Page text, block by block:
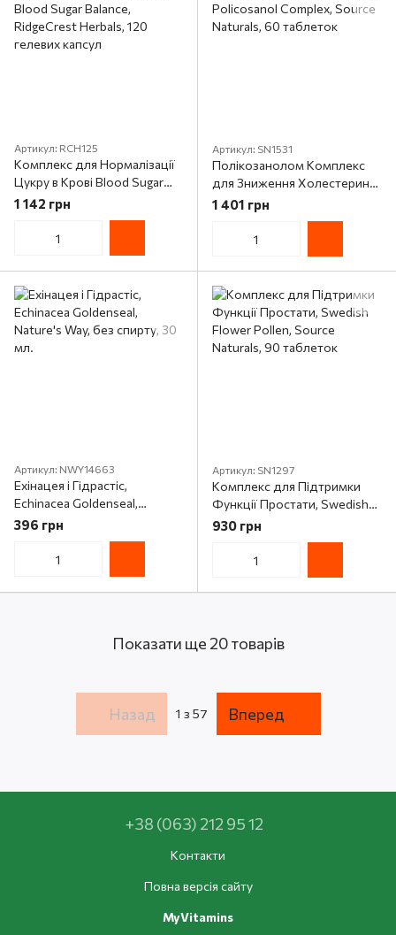
Артикул: RCH125
Комплекс для Нормалізації
Цукру в Крові Blood Sugar
Balance, RidgeCrest Herbals,
120 гелевих капсул
1 142 грн
Артикул: SN1531
Полікозанолом Комплекс
для Зниження Холестерину,
Policosanol Complex, Source
Naturals, 60 таблеток
1 401 грн
Артикул: NWY14663
Ехінацея і Гідрастіс,
Echinacea Goldenseal,
Nature's Way, без спирту, 30
396 грн
Артикул: SN1297
Комплекс для Підтримки
Функції Простати, Swedish
Flower Pollen, Source
Naturals, 90 таблеток
930 грн
Показати ще 20 товарів
Назад 1 з 57 Вперед
+38 (063) 212 95 12
Контакти
Повна версія сайту
MyVitamins